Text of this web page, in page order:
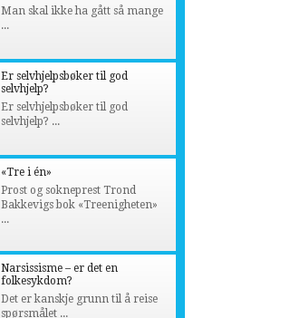
Man skal ikke ha gått så mange
...
Er selvhjelpsbøker til god
selvhjelp?
Er selvhjelpsbøker til god
selvhjelp? ...
«Tre i én»
Prost og sokneprest Trond
Bakkevigs bok «Treenigheten»
...
Narsissisme – er det en
folkesykdom?
Det er kanskje grunn til å reise
spørsmålet ...